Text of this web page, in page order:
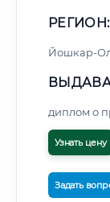
РЕГИОН:
Йошкар-
диплом о
Узнать цену
Задать